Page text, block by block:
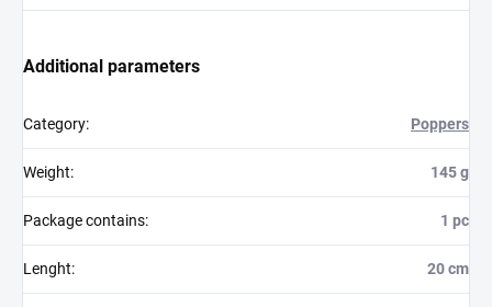
Additional parameters
Category: Poppers
Weight: 145 g
Package contains: 1 pc
Lenght: 20 cm